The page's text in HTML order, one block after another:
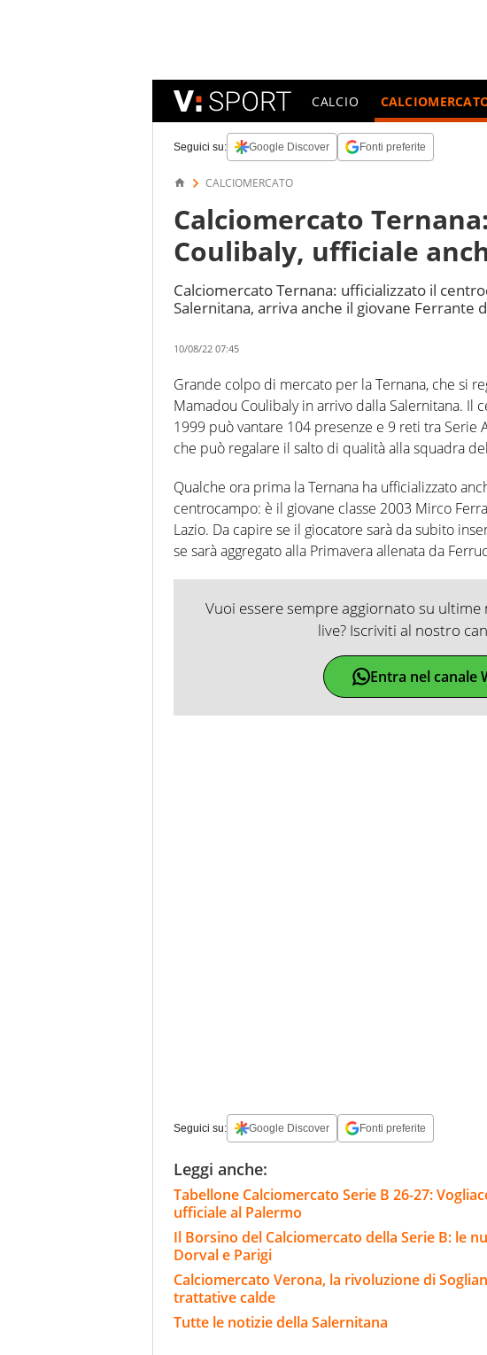
CALCIO
Seguici su: Google Discover Fonti preferite
CALCIOMERCATO
Calciomercato
Coulibaly, ufficiale
Calciomercato Ternana: ufficializzato il
Salernitana, arriva anche il giovane Ferrante
10/08/22 07:45
Grande colpo di mercato per la Ternana, che si
Mamadou Coulibaly in arrivo dalla Salernitana. Il
1999 può vantare 104 presenze e 9 reti tra Serie
che può regalare il salto di qualità alla squadra
Qualche ora prima la Ternana ha ufficializzato
centrocampo: è il giovane classe 2003 Mirco
Lazio. Da capire se il giocatore sarà da subito
se sarà aggregato alla Primavera allenata da
Vuoi essere sempre aggiornato su
live? Iscriviti al nostro
Entra nel canale
Seguici su: Google Discover Fonti preferite
Leggi anche:
Tabellone Calciomercato Serie B 26-27:
ufficiale al Palermo
Il Borsino del Calciomercato della Serie B: le
Dorval e Parigi
Calciomercato Verona, la rivoluzione di
trattative calde
Tutte le notizie della Salernitana